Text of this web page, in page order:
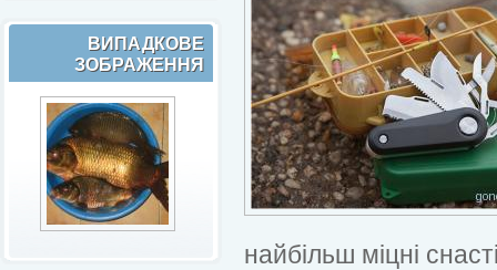
ВИПАДКОВЕ
ЗОБРАЖЕННЯ
найбільш міцні